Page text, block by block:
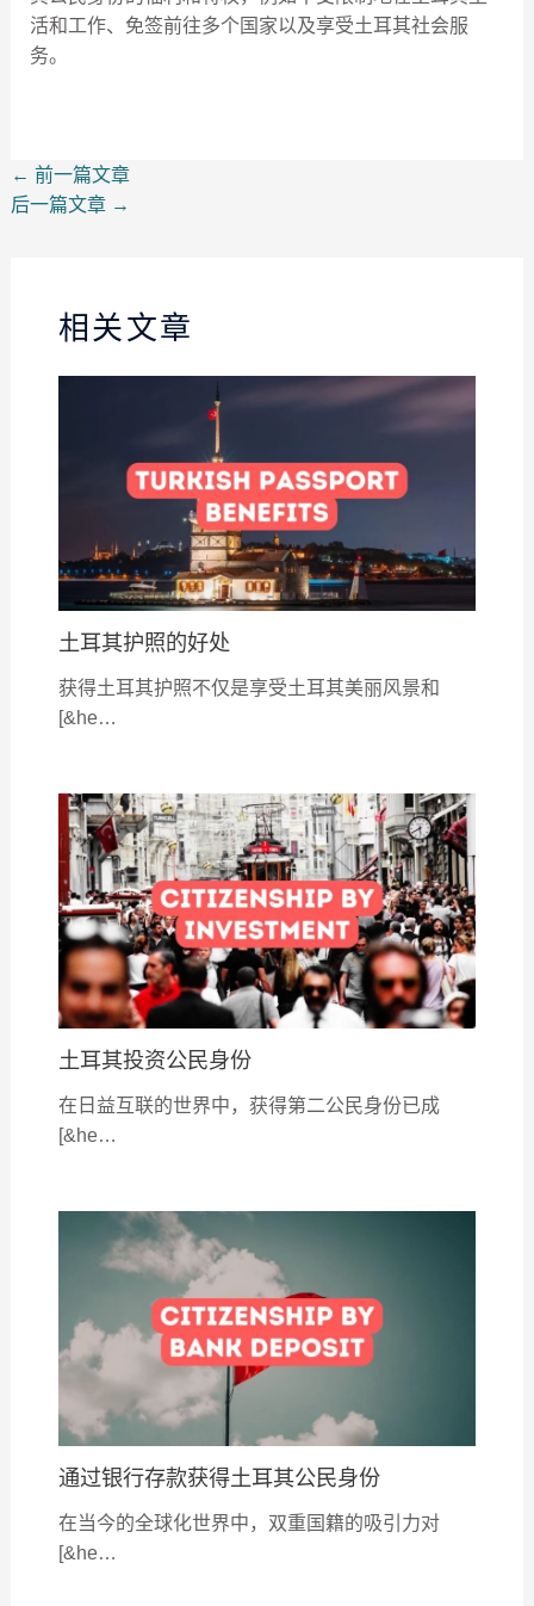
活和工作、免签前往多个国家以及享受土耳其社会服
务。
← 前一篇文章
后一篇文章 →
相关文章
土耳其护照的好处
获得土耳其护照不仅是享受土耳其美丽风景和
[&he…
土耳其投资公民身份
在日益互联的世界中，获得第二公民身份已成
[&he…
通过银行存款获得土耳其公民身份
在当今的全球化世界中，双重国籍的吸引力对
[&he…